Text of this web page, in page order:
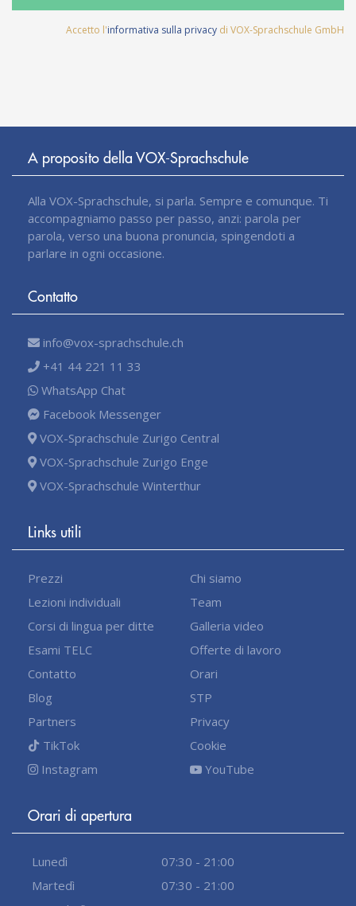
Accetto l'informativa sulla privacy di VOX-Sprachschule GmbH
A proposito della VOX-Sprachschule
Alla VOX-Sprachschule, si parla. Sempre e comunque. Ti
accompagniamo passo per passo, anzi: parola per
parola, verso una buona pronuncia, spingendoti a
parlare in ogni occasione.
Contatto
info@vox-sprachschule.ch
+41 44 221 11 33
WhatsApp Chat
Facebook Messenger
VOX-Sprachschule Zurigo Central
VOX-Sprachschule Zurigo Enge
VOX-Sprachschule Winterthur
Links utili
Prezzi
Lezioni individuali
Corsi di lingua per ditte
Esami TELC
Contatto
Blog
Partners
TikTok
Instagram
Chi siamo
Team
Galleria video
Offerte di lavoro
Orari
STP
Privacy
Cookie
YouTube
Orari di apertura
Lunedì
07:30 - 21:00
Martedì
07:30 - 21:00